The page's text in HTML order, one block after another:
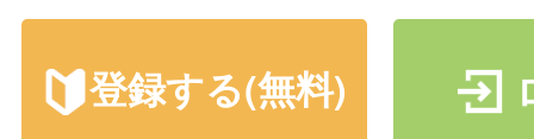
登録する(無料)